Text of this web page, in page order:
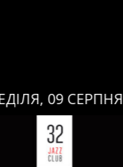
09 СЕРПНЯ